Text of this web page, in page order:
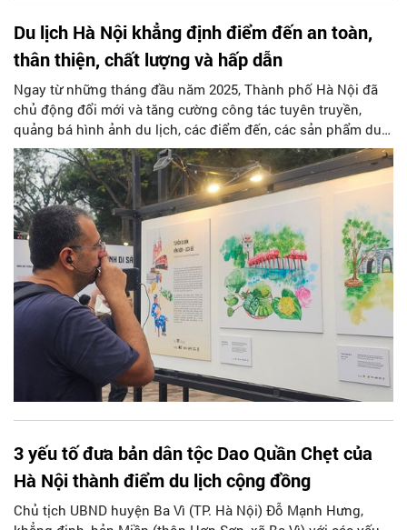
Du lịch Hà Nội khẳng định điểm đến an toàn,
thân thiện, chất lượng và hấp dẫn
Ngay từ những tháng đầu năm 2025, Thành phố Hà Nội đã
chủ động đổi mới và tăng cường công tác tuyên truyền,
quảng bá hình ảnh du lịch, các điểm đến, các sản phẩm du
lịch mới của Thủ đô nhằm tạo sức lan tỏa lớn và thu hút
khách đến Hà Nội với thông điệp xuyên suốt “Hà Nội - Đến
để yêu” và “Hà Nội - Điểm đến du lịch an toàn, thân thiện,
chất lượng, hấp dẫn”.
3 yếu tố đưa bản dân tộc Dao Quần Chẹt của
Hà Nội thành điểm du lịch cộng đồng
Chủ tịch UBND huyện Ba Vì (TP. Hà Nội) Đỗ Mạnh Hưng,